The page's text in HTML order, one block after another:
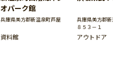
オパーク館
兵庫県美方郡新温泉町芦屋
資料館
兵庫県美方郡
８５３－１
アウトドア